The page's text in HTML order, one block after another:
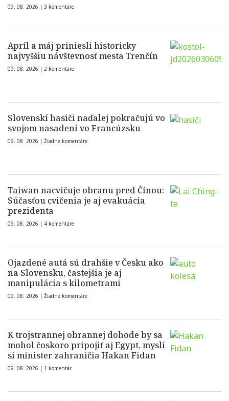
09. 08. 2026 | 3 komentáre
Apríl a máj priniesli historicky
najvyššiu návštevnosť mesta Trenčín
09. 08. 2026 | 2 komentáre
Slovenskí hasiči naďalej pokračujú vo
svojom nasadení vo Francúzsku
09. 08. 2026 | Žiadne komentáre
Taiwan nacvičuje obranu pred Čínou:
Súčasťou cvičenia je aj evakuácia
prezidenta
09. 08. 2026 | 4 komentáre
Ojazdené autá sú drahšie v Česku ako
na Slovensku, častejšia je aj
manipulácia s kilometrami
09. 08. 2026 | Žiadne komentáre
K trojstrannej obrannej dohode by sa
mohol čoskoro pripojiť aj Egypt, myslí
si minister zahraničia Hakan Fidan
09. 08. 2026 | 1 komentár